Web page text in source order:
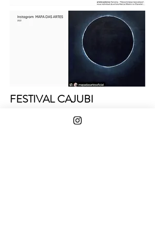
FESTIVAL CAJUBI